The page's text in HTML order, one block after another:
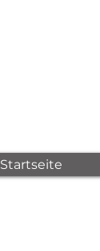
Startseite